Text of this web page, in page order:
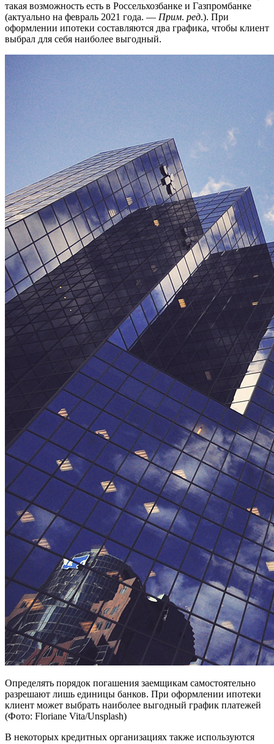
такая возможность есть в Россельхозбанке и Газпромбанке
(актуально на февраль 2021 года. — Прим. ред.). При
оформлении ипотеки составляются два графика, чтобы клиент
выбрал для себя наиболее выгодный.
Определять порядок погашения заемщикам самостоятельно
разрешают лишь единицы банков. При оформлении ипотеки
клиент может выбрать наиболее выгодный график платежей
(Фото: Floriane Vita/Unsplash)
В некоторых кредитных организациях также используются